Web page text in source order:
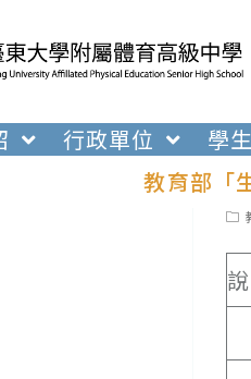
行政單位
學
教育部「
說